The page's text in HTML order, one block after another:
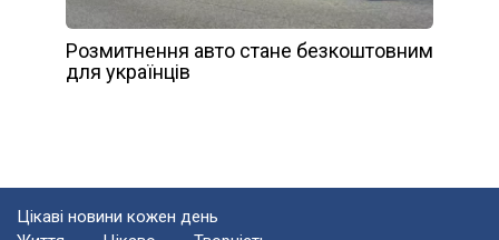
Розмитнення авто стане безкоштовним
для українців
Цікаві новини кожен день